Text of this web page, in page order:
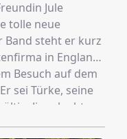
Jule
tolle neue
steht er kurz
in England
Besuch auf dem
sei Türke, seine
Jim glaubt an
immer absurder